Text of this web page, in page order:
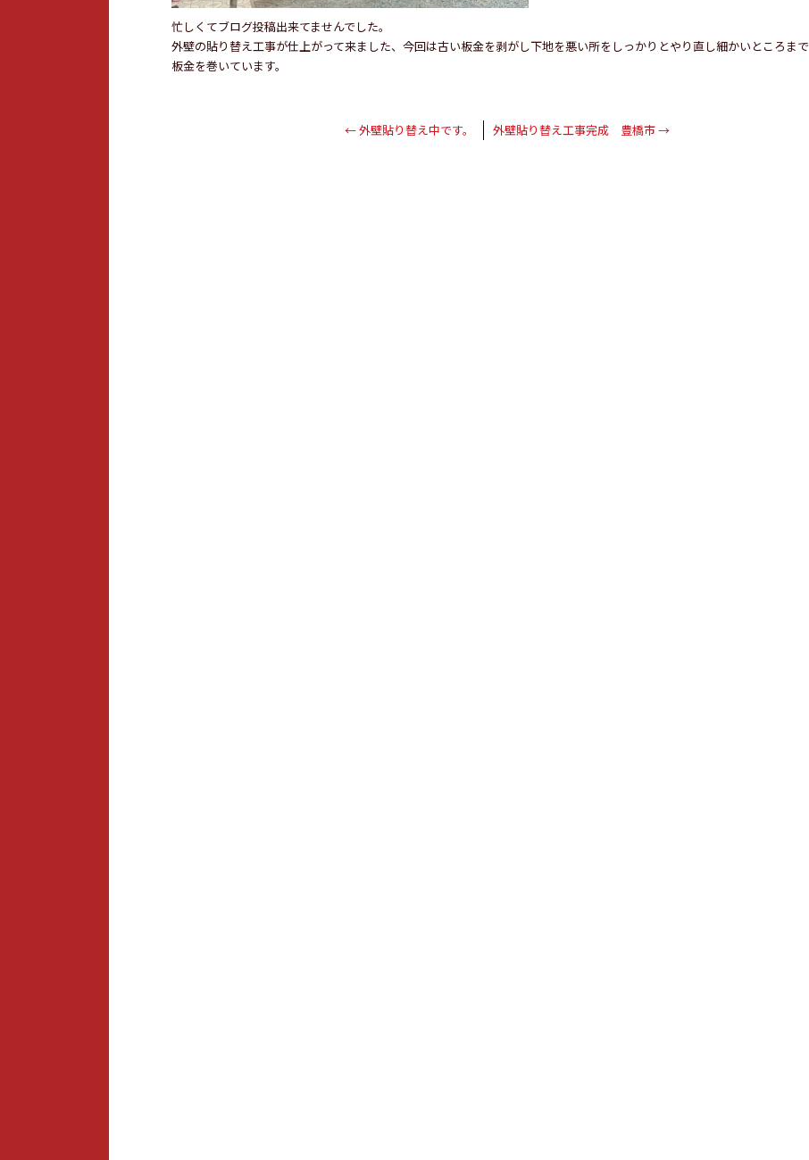
忙しくてブログ投稿出来てませんでした。
外壁の貼り替え工事が仕上がって来ました、今回は古い板金を剥がし下地を悪い所をしっかりとやり直し細かいところまで
板金を巻いています。
←外壁貼り替え中です。 外壁貼り替え工事完成 豊橋市→